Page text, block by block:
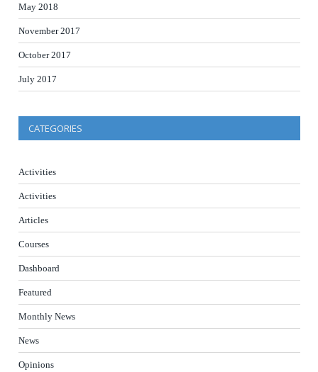
May 2018
November 2017
October 2017
July 2017
CATEGORIES
Activities
Activities
Articles
Courses
Dashboard
Featured
Monthly News
News
Opinions